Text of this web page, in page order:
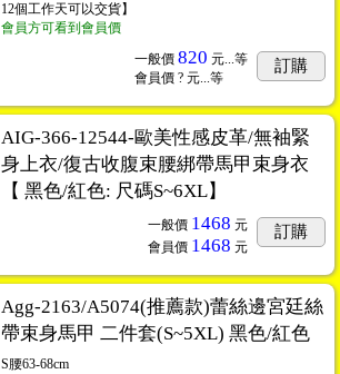
12個工作天可以交貨】
會員方可看到會員價
一般價 820 元...等
會員價 ? 元...等
訂購
AIG-366-12544-歐美性感皮革/無袖緊
身上衣/復古收腹束腰綁帶馬甲束身衣
【 黑色/紅色: 尺碼S~6XL】
一般價 1468 元
會員價 1468 元
訂購
Agg-2163/A5074(推薦款)蕾絲邊宮廷絲
帶束身馬甲 二件套(S~5XL) 黑色/紅色
S腰63-68cm